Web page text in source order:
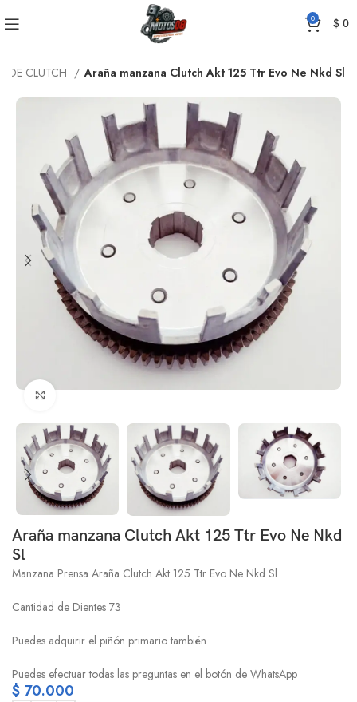
0 $0
DE CLUTCH Araña manzana Clutch Akt 125 Ttr Evo Ne Nkd Sl
Araña manzana Clutch Akt 125 Ttr Evo Ne Nkd
Sl
Manzana Prensa Araña Clutch Akt 125 Ttr Evo Ne Nkd Sl
Cantidad de Dientes 73
Puedes adquirir el piñón primario también
Puedes efectuar todas las preguntas en el botón de WhatsApp
$ 70.000